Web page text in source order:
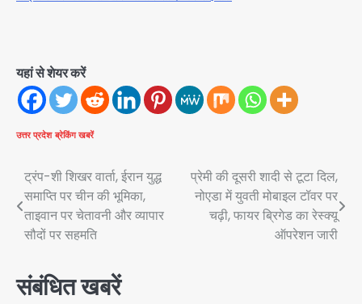
यहां से शेयर करें
उत्तर प्रदेश ब्रेकिंग खबरें
Post
navigation
ट्रंप-शी शिखर वार्ता, ईरान युद्ध
समाप्ति पर चीन की भूमिका,
ताइवान पर चेतावनी और व्यापार
सौदों पर सहमति
प्रेमी की दूसरी शादी से टूटा दिल,
नोएडा में युवती मोबाइल टॉवर पर
चढ़ी, फायर ब्रिगेड का रेस्क्यू
ऑपरेशन जारी
संबंधित खबरें